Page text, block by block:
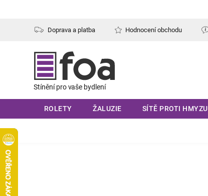
Doprava a platba Hodnocení obchodu
ROLETY ŽALUZIE SÍTĚ PROTI HMYZU